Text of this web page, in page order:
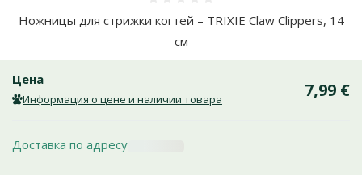
Ножницы для стрижки когтей – TRIXIE Claw Clippers, 14
см
Цена
Информация о цене и наличии товара 7,99 €
Доставка по адресу